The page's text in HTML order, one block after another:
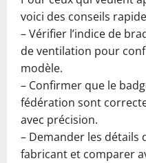
voici des conseils
– Vérifier l’indice de
de ventilation pour
modèle.
– Confirmer que le
fédération sont
avec précision.
– Demander les détails
fabricant et comparer